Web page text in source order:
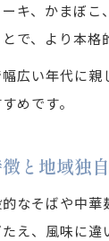
キ、かまぼ
で、より本格
広い年代に
めです。
と地域独
なそばや中
え、風味に違